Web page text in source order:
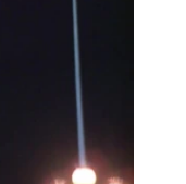
available